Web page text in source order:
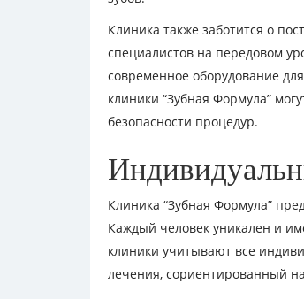
Клиника также заботится о
специалистов на передовом
современное оборудование
клиники “Зубная Формула”
безопасности процедур.
Клиника “Зубная Формула”
Каждый человек уникален и
клиники учитывают все
лечения, сориентированный